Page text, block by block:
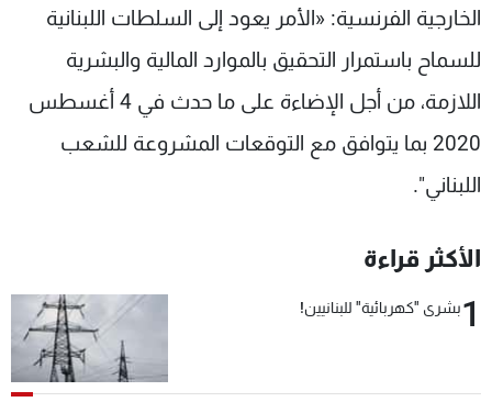
الخارجية الفرنسية: «الأمر يعود إلى السلطات اللبنانية
للسماح باستمرار التحقيق بالموارد المالية والبشرية
اللازمة، من أجل الإضاءة على ما حدث في 4 أغسطس
2020 بما يتوافق مع التوقعات المشروعة للشعب
اللبناني".
الأكثر قراءة
1بشرى "كهربائية" للبنانيين!